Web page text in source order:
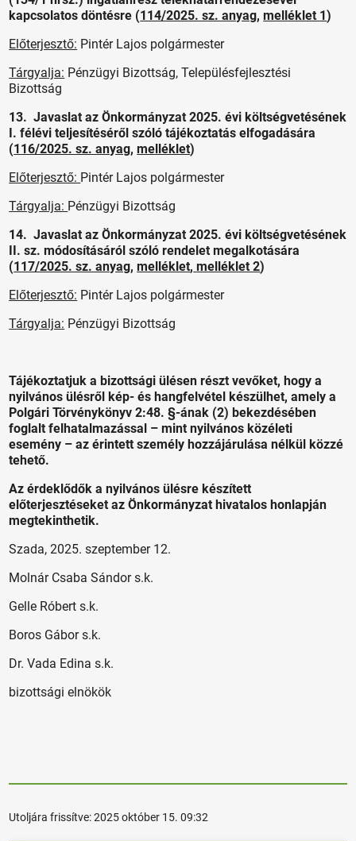
kapcsolatos döntésre (114/2025. sz. anyag,melléklet 1)
Előterjesztő: Pintér Lajos polgármester
Tárgyalja: Pénzügyi Bizottság, Településfejlesztési
Bizottság
13. Javaslat az Önkormányzat 2025. évi költségvetésének
I. félévi teljesítéséről szóló tájékoztatás elfogadására
(116/2025. sz. anyag,melléklet)
Előterjesztő: Pintér Lajos polgármester
Tárgyalja: Pénzügyi Bizottság
14. Javaslat az Önkormányzat 2025. évi költségvetésének
II. sz. módosításáról szóló rendelet megalkotására
(117/2025. sz. anyag,melléklet, melléklet 2)
Előterjesztő: Pintér Lajos polgármester
Tárgyalja: Pénzügyi Bizottság
Tájékoztatjuk a bizottsági ülésen részt vevőket, hogy a
nyilvános ülésről kép- és hangfelvétel készülhet, amely a
Polgári Törvénykönyv 2:48. §-ának (2) bekezdésében
foglalt felhatalmazással – mint nyilvános közéleti
esemény – az érintett személy hozzájárulása nélkül közzé
tehető.
Az érdeklődők a nyilvános ülésre készített
előterjesztéseket az Önkormányzat hivatalos honlapján
megtekinthetik.
Szada, 2025. szeptember 12.
Molnár Csaba Sándor s.k.
Gelle Róbert s.k.
Boros Gábor s.k.
Dr. Vada Edina s.k.
bizottsági elnökök
Utoljára frissítve:2025 október 15. 09:32